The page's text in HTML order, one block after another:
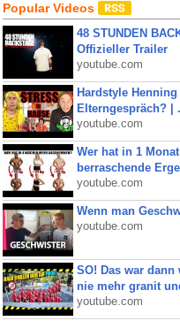
Popular Videos
48 STUNDEN
Offizieller Trailer
youtube.com
Hardstyle
Elterngespräch? |
youtube.com
Wer hat in 1
berraschende
youtube.com
Wenn man
youtube.com
SO! Das war dann
nie mehr granit
youtube.com